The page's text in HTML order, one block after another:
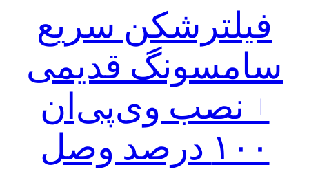
فیلترشکن سریع
سامسونگ قدیمی
+ نصب وی‌پی‌ان
۱۰۰ درصد وصل